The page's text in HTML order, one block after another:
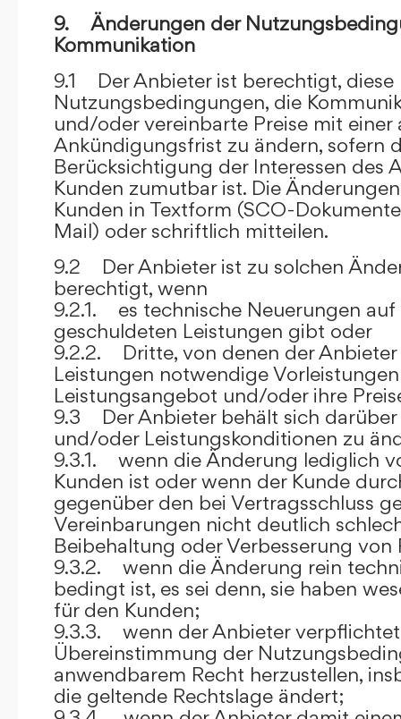
9. Änderungen der
Kommunikation
9.1 Der Anbieter ist berechtigt, diese
Nutzungsbedingungen, die
und/oder vereinbarte Preise mit einer
Ankündigungsfrist zu ändern, sofern
Berücksichtigung der Interessen des
Kunden zumutbar ist. Die
Kunden in Textform (SCO-
Mail) oder schriftlich mitteilen.
9.2 Der Anbieter ist zu solchen
berechtigt, wenn
9.2.1. es technische Neuerungen
geschuldeten Leistungen gibt oder
9.2.2. Dritte, von denen der Anbieter
Leistungen notwendige
Leistungsangebot und/oder ihre
9.3 Der Anbieter behält sich darüber
und/oder Leistungskonditionen zu
9.3.1. wenn die Änderung lediglich
Kunden ist oder wenn der Kunde
gegenüber den bei Vertragsschluss
Vereinbarungen nicht deutlich
Beibehaltung oder Verbesserung
9.3.2. wenn die Änderung rein
bedingt ist, es sei denn, sie haben
für den Kunden;
9.3.3. wenn der Anbieter verpflichtet
Übereinstimmung der
anwendbarem Recht herzustellen,
die geltende Rechtslage ändert;